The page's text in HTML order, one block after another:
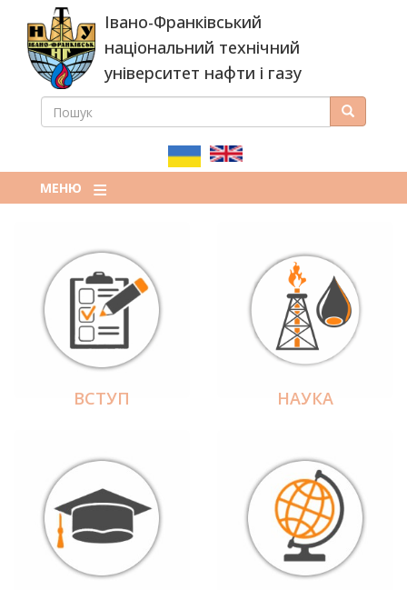
основного
вмісту
Івано-Франківський
національний технічний
університет нафти і газу
ПОШУКОВА
ПОШУК Пошук
МЕНЮ
ВСТУП НАУКА